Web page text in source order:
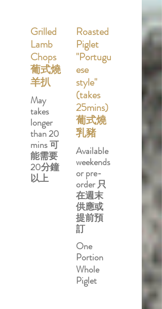
Grilled
Lamb
Chops
葡式燒
羊扒
May
takes
longer
than 20
mins 可
能需要
20分鐘
以上
Roasted
Piglet
"Portugu
ese
style"
(takes
25mins)
葡式燒
乳豬
Available
weekends
or pre-
order 只
在週末
供應或
提前預
訂
One
Portion
Whole
Piglet